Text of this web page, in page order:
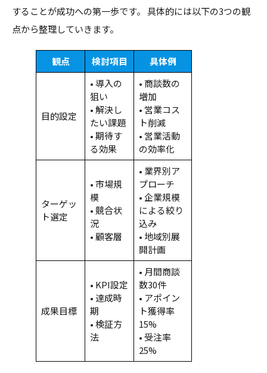
することが成功への第一歩です。 具体的には以下の3つの観
点から整理していきます。
観点 検討項目 具体例
目的設定
• 導入の
狙い
• 解決し
たい課題
• 期待す
る効果
• 商談数の
増加
• 営業コス
ト削減
• 営業活動
の効率化
ターゲッ
ト選定
• 市場規
模
• 競合状
況
• 顧客層
• 業界別ア
プローチ
• 企業規模
による絞り
込み
• 地域別展
開計画
成果目標
• KPI設定
• 達成時
期
• 検証方
法
• 月間商談
数30件
• アポイン
ト獲得率
15%
• 受注率
25%